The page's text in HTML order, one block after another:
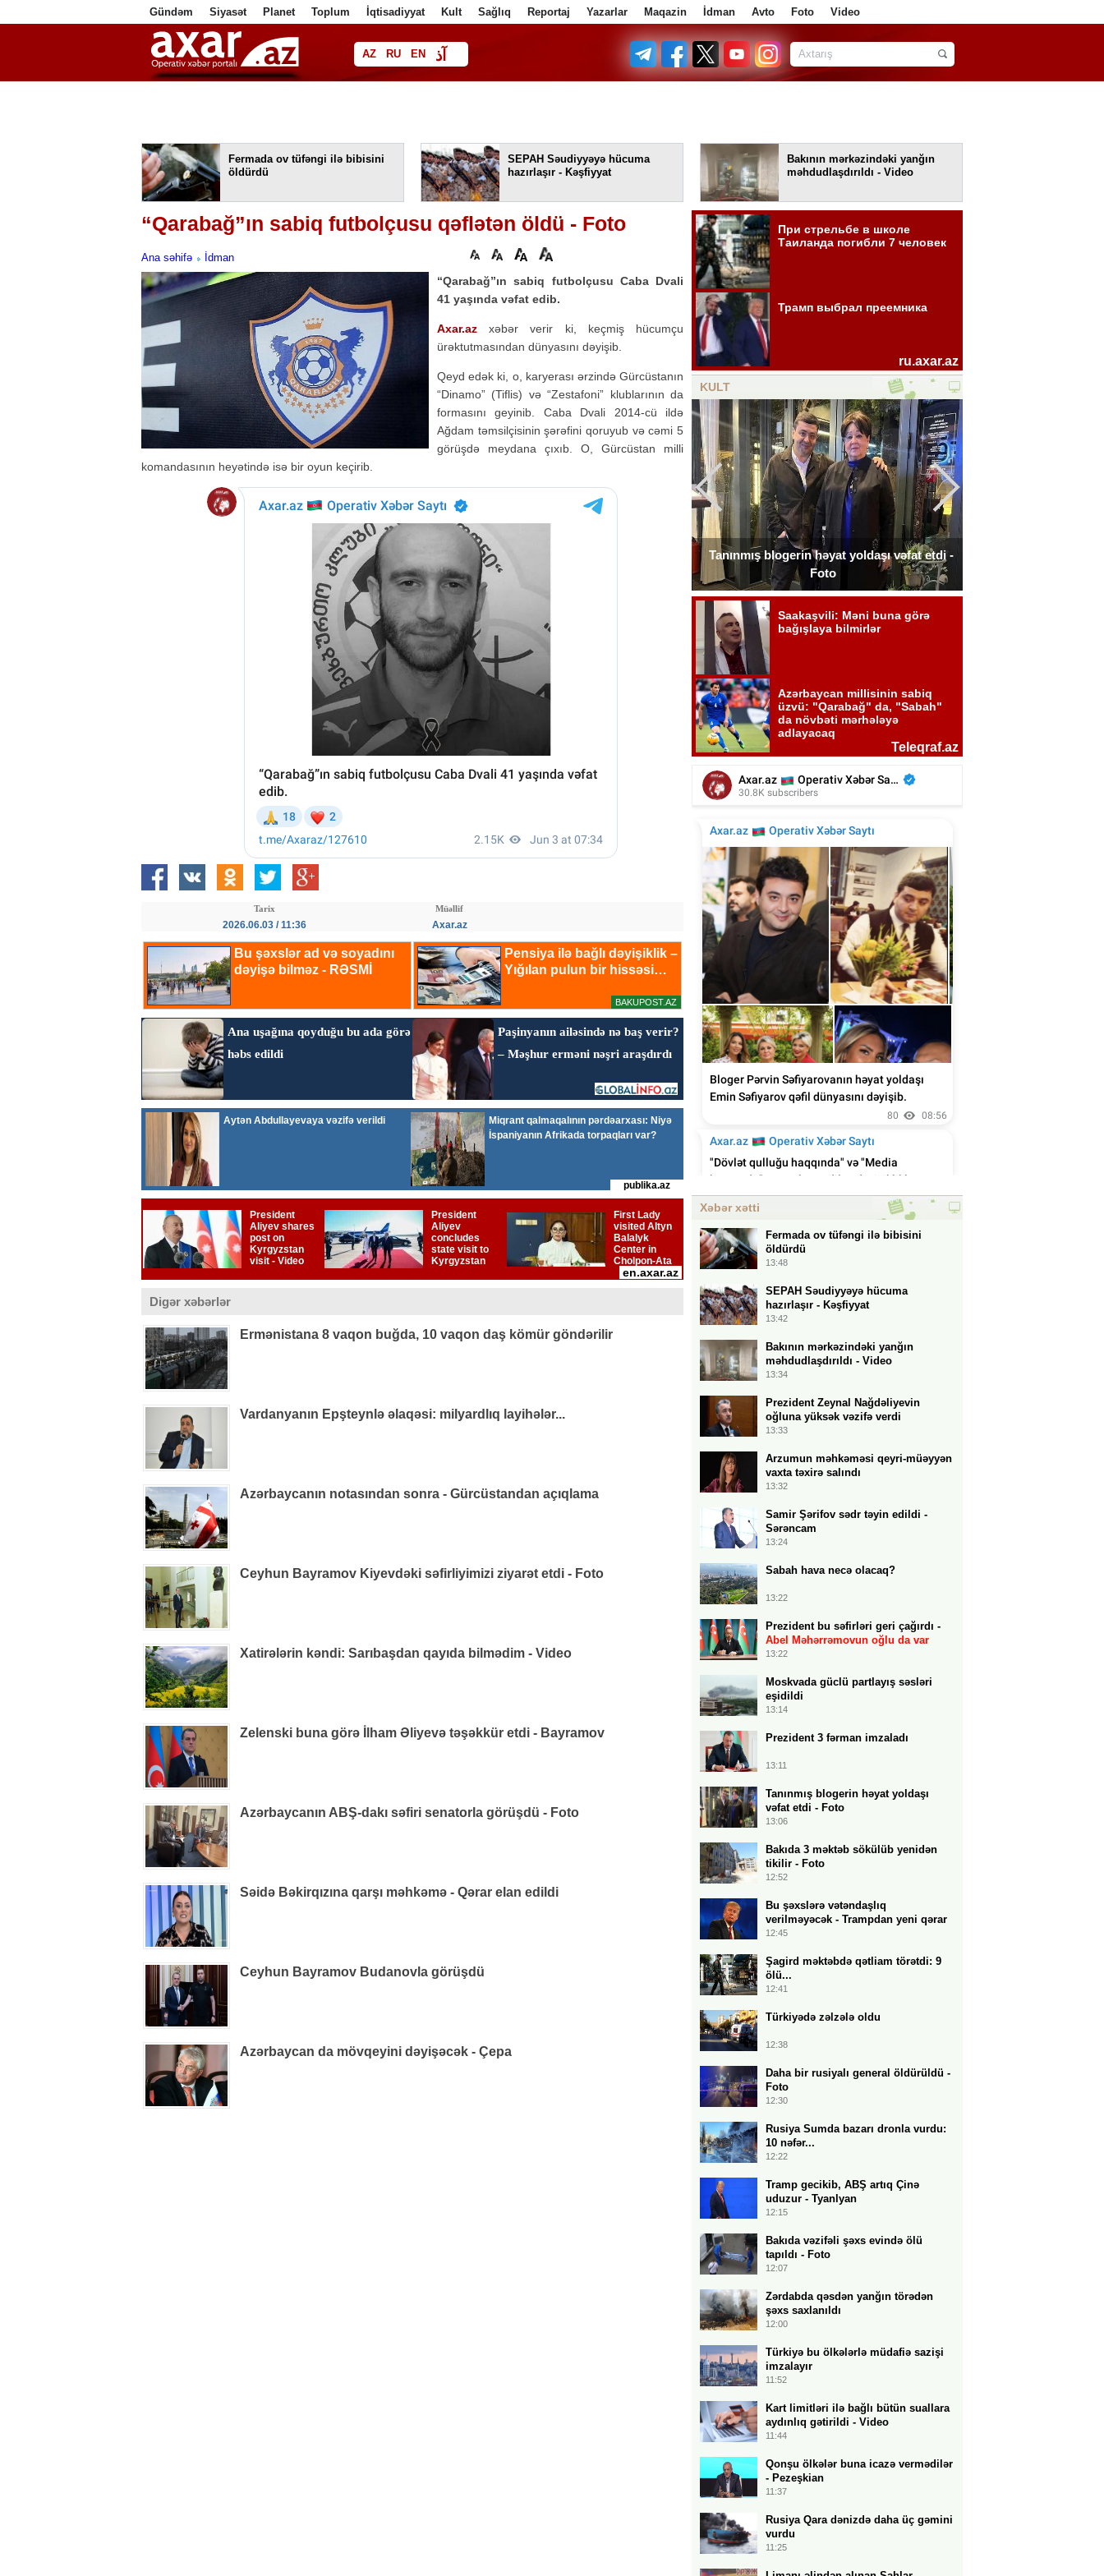
Gündəm Siyasət Planet Toplum İqtisadiyyat Kult Sağlıq Reportaj Yazarlar Maqazin İdman Avto Foto Video
AZ RU EN آذ
فا
Fermada ov tüfəngi ilə bibisini
öldürdü
SEPAH Səudiyyəyə hücuma
hazırlaşır - Kəşfiyyat
Bakının mərkəzindəki yanğın
məhdudlaşdırıldı - Video
“Qarabağ”ın sabiq futbolçusu qəflətən öldü - Foto
Ana səhifə İdman
“Qarabağ”ın sabiq futbolçusu Caba Dvali
41 yaşında vəfat edib.
Axar.az xəbər verir ki, keçmiş hücumçu
ürəktutmasından dünyasını dəyişib.
Qeyd edək ki, o, karyerası ərzində Gürcüstanın
“Dinamo” (Tiflis) və “Zestafoni” klublarının da
formasını geyinib. Caba Dvali 2014-cü ildə
Ağdam təmsilçisinin şərəfini qoruyub və cəmi 5
görüşdə meydana çıxıb. O, Gürcüstan milli
komandasının heyətində isə bir oyun keçirib.
Tarix
2026.06.03 / 11:36
Müəllif
Axar.az
Digər xəbərlər
Ermənistana 8 vaqon buğda, 10 vaqon daş kömür göndərilir
Vardanyanın Epşteynlə əlaqəsi: milyardlıq layihələr...
Azərbaycanın notasından sonra - Gürcüstandan açıqlama
Ceyhun Bayramov Kiyevdəki səfirliyimizi ziyarət etdi - Foto
Xatirələrin kəndi: Sarıbaşdan qayıda bilmədim - Video
Zelenski buna görə İlham Əliyevə təşəkkür etdi - Bayramov
Azərbaycanın ABŞ-dakı səfiri senatorla görüşdü - Foto
Səidə Bəkirqızına qarşı məhkəmə - Qərar elan edildi
Ceyhun Bayramov Budanovla görüşdü
Azərbaycan da mövqeyini dəyişəcək - Çepa
KULT
Mahnımın ifasına sevinərəm, icazə nəyə
lazım? - Bəstəkar
Tanınmış blogerin həyat yoldaşı vəfat etdi -
Foto
Mahnımın ifasına sevinərəm, icazə nəyə
Tanınmış blogerin həyat yoldaşı vəfat etdi -
Xəbər xətti
Fermada ov tüfəngi ilə bibisini
öldürdü
13:48
SEPAH Səudiyyəyə hücuma
hazırlaşır - Kəşfiyyat
13:42
Bakının mərkəzindəki yanğın
məhdudlaşdırıldı - Video
13:34
Prezident Zeynal Nağdəliyevin
oğluna yüksək vəzifə verdi
13:33
Arzumun məhkəməsi qeyri-müəyyən
vaxta təxirə salındı
13:32
Samir Şərifov sədr təyin edildi -
Sərəncam
13:24
Sabah hava necə olacaq?
13:22
Prezident bu səfirləri geri çağırdı -
Abel Məhərrəmovun oğlu da var
13:22
Moskvada güclü partlayış səsləri
eşidildi
13:14
Prezident 3 fərman imzaladı
13:11
Tanınmış blogerin həyat yoldaşı
vəfat etdi - Foto
13:06
Bakıda 3 məktəb sökülüb yenidən
tikilir - Foto
12:52
Bu şəxslərə vətəndaşlıq
verilməyəcək - Trampdan yeni qərar
12:45
Şagird məktəbdə qətliam törətdi: 9
ölü...
12:41
Türkiyədə zəlzələ oldu
12:38
Daha bir rusiyalı general öldürüldü -
Foto
12:30
Rusiya Sumda bazarı dronla vurdu:
10 nəfər...
12:22
Tramp gecikib, ABŞ artıq Çinə
uduzur - Tyanlyan
12:15
Bakıda vəzifəli şəxs evində ölü
tapıldı - Foto
12:07
Zərdabda qəsdən yanğın törədən
şəxs saxlanıldı
12:00
Türkiyə bu ölkələrlə müdafiə sazişi
imzalayır
11:52
Kart limitləri ilə bağlı bütün suallara
aydınlıq gətirildi - Video
11:44
Qonşu ölkələr buna icazə vermədilər
- Pezeşkian
11:37
Rusiya Qara dənizdə daha üç gəmini
vurdu
11:25